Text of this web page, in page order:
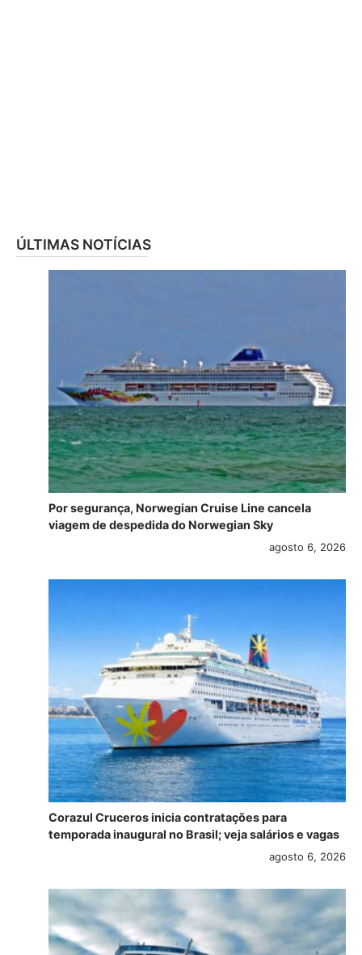
ÚLTIMAS NOTÍCIAS
Por segurança, Norwegian Cruise Line cancela
viagem de despedida do Norwegian Sky
agosto 6, 2026
Corazul Cruceros inicia contratações para
temporada inaugural no Brasil; veja salários e vagas
agosto 6, 2026